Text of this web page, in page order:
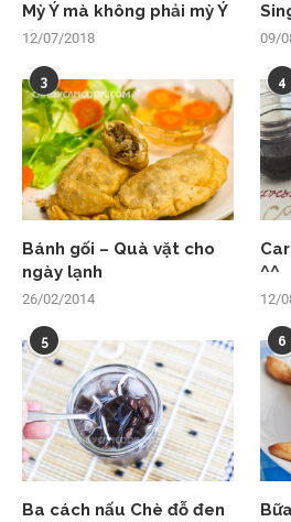
Mỳ Ý mà không phải mỳ Ý
12/07/2018 09/
3
Bánh gối – Quà vặt cho
ngày lạnh
26/02/2014
4
^^
12/
5
Ba cách nấu Chè đỗ đen
6